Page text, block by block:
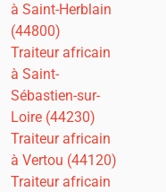
à Saint-Herblain
(44800)
Traiteur africain
à Saint-
Sébastien-sur-
Loire (44230)
Traiteur africain
à Vertou (44120)
Traiteur africain